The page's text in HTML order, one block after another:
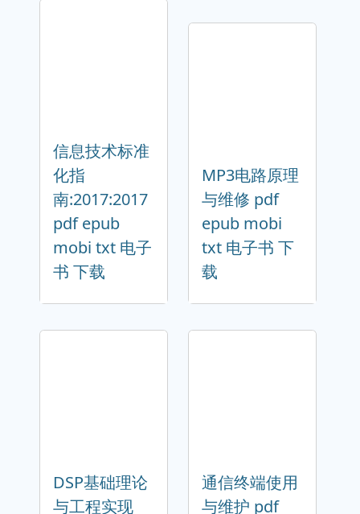
信息技术标准
化指
南:2017:2017
pdf epub
mobi txt 电子
书 下载
MP3电路原理
与维修 pdf
epub mobi
txt 电子书 下
载
DSP基础理论
与工程实现
通信终端使用
与维护 pdf